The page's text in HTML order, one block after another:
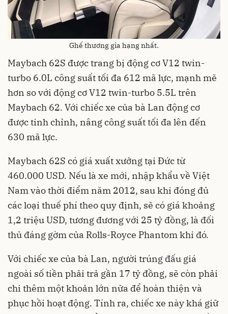
Ghế thương gia hạng nhất.
Maybach 62S được trang bị động cơ V12 twin-
turbo 6.0L công suất tối đa 612 mã lực, mạnh mẽ
hơn so với động cơ V12 twin-turbo 5.5L trên
Maybach 62. Với chiếc xe của bà Lan động cơ
được tinh chỉnh, nâng công suất tối đa lên đến
630 mã lực.
Maybach 62S có giá xuất xưởng tại Đức từ
460.000 USD. Nếu là xe mới, nhập khẩu về Việt
Nam vào thời điểm năm 2012, sau khi đóng đủ
các loại thuế phí theo quy định, sẽ có giá khoảng
1,2 triệu USD, tương đương với 25 tỷ đồng, là đối
thủ đáng gờm của Rolls-Royce Phantom khi đó.
Với chiếc xe của bà Lan, người trúng đấu giá
ngoài số tiền phải trả gần 17 tỷ đồng, sẽ còn phải
chi thêm một khoản lớn nữa để hoàn thiện và
phục hồi hoạt động. Tính ra, chiếc xe này khá giữ